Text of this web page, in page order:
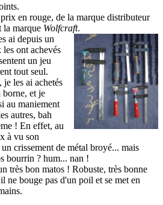
en rouge, de la marque distributeur
la marque Wolfcraft.
ai depuis un
ont achevés
un jeu
tout seul.
les ai achetés
borne, et je
au maniement
autres, bah
! En effet, au
à vu son
crissement de métal broyé... mais
bourrin ? hum... nan !
très bon matos ! Robuste, très bonne
ne bouge pas d'un poil et se met en